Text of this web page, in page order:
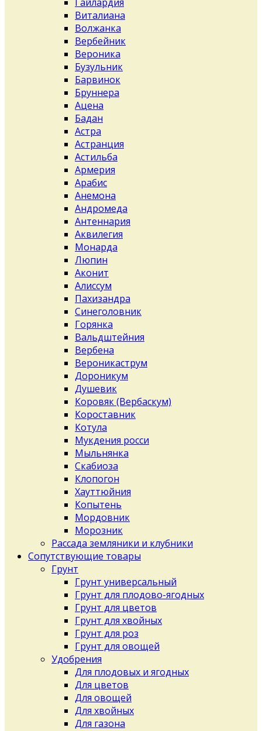
Виталиана
Волжанка
Вербейник
Вероника
Бузульник
Барвинок
Бруннера
Ацена
Бадан
Астра
Астранция
Астильба
Армерия
Арабис
Анемона
Андромеда
Антеннария
Аквилегия
Монарда
Люпин
Аконит
Алиссум
Пахизандра
Синеголовник
Горянка
Вальдштейния
Вербена
Вероникаструм
Дороникум
Душевик
Коровяк (Вербаскум)
Короставник
Котула
Мукдения росси
Мыльнянка
Скабиоза
Клопогон
Хауттюйния
Копытень
Мордовник
Морозник
Рассада земляники и клубники
Сопутствующие товары
Грунт
Грунт универсальный
Грунт для плодово-ягодных
Грунт для цветов
Грунт для хвойных
Грунт для роз
Грунт для овощей
Удобрения
Для плодовых и ягодных
Для цветов
Для овощей
Для хвойных
Для газона